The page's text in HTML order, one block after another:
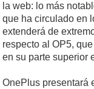
la web: lo más
que ha circulado en
extenderá de
respecto al OP5,
en su parte superior
OnePlus presentará